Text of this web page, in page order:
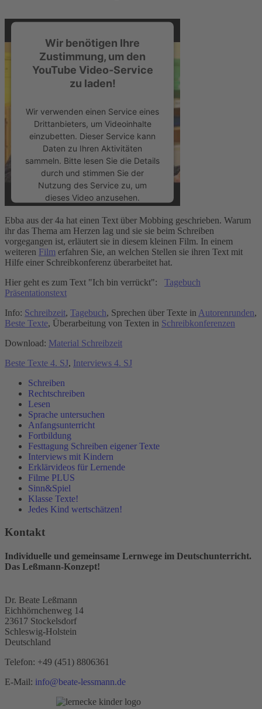
Wir benötigen Ihre
Zustimmung, um den
YouTube Video-Service
zu laden!
Wir verwenden einen Service eines
Drittanbieters, um Videoinhalte
einzubetten. Dieser Service kann
Daten zu Ihren Aktivitäten
sammeln. Bitte lesen Sie die Details
durch und stimmen Sie der
Nutzung des Service zu, um
dieses Video anzusehen.
Mehr Informationen
Akzeptieren
powered byUsercentrics Consent
Management Platform
Ebba aus der 4a hat einen Text über Mobbing geschrieben. Warum
ihr das Thema am Herzen lag und sie sie beim Schreiben
vorgegangen ist, erläutert sie in diesem kleinen Film. In einem
weiteren Film erfahren Sie, an welchen Stellen sie ihren Text mit
Hilfe einer Schreibkonferenz überarbeitet hat.
Hier geht es zum Text "Ich bin verrückt": Tagebuch
Präsentationstext
Info: Schreibzeit, Tagebuch, Sprechen über Texte in Autorenrunden,
Beste Texte, Überarbeitung von Texten in Schreibkonferenzen
Download: Material Schreibzeit
Beste Texte 4. SJ, Interviews 4. SJ
Schreiben
Rechtschreiben
Lesen
Sprache untersuchen
Anfangsunterricht
Fortbildung
Festtagung Schreiben eigener Texte
Interviews mit Kindern
Erklärvideos für Lernende
Filme PLUS
Sinn&Spiel
Klasse Texte!
Jedes Kind wertschätzen!
Kontakt
Individuelle und gemeinsame Lernwege im Deutschunterricht.
Das Leßmann-Konzept!
Dr. Beate Leßmann
Eichhörnchenweg 14
23617 Stockelsdorf
Schleswig-Holstein
Deutschland
Telefon: +49 (451) 8806361
E-Mail: info@beate-lessmann.de